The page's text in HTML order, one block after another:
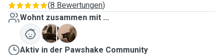
(8 Bewertungen)
Wohnt zusammen mit ...
B
P
Aktiv in der Pawshake Community